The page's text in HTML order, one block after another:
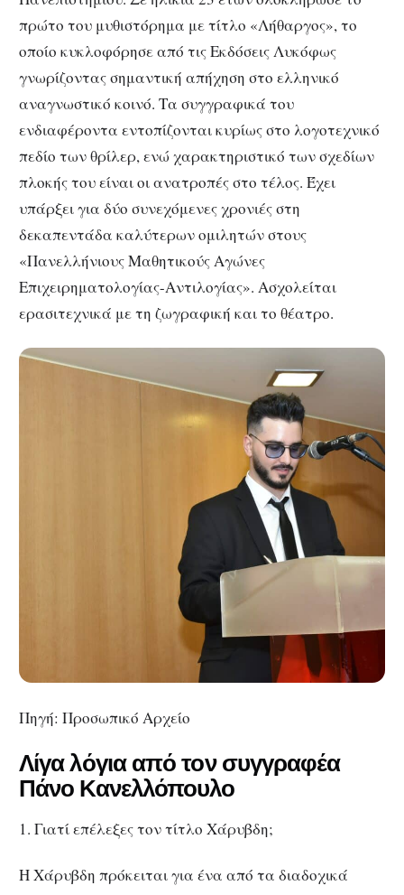
πρώτο του μυθιστόρημα με τίτλο «Λήθαργος», το
οποίο κυκλοφόρησε από τις Εκδόσεις Λυκόφως
γνωρίζοντας σημαντική απήχηση στο ελληνικό
αναγνωστικό κοινό. Τα συγγραφικά του
ενδιαφέροντα εντοπίζονται κυρίως στο λογοτεχνικό
πεδίο των θρίλερ, ενώ χαρακτηριστικό των σχεδίων
πλοκής του είναι οι ανατροπές στο τέλος. Έχει
υπάρξει για δύο συνεχόμενες χρονιές στη
δεκαπεντάδα καλύτερων ομιλητών στους
«Πανελλήνιους Μαθητικούς Αγώνες
Επιχειρηματολογίας-Αντιλογίας». Ασχολείται
ερασιτεχνικά με τη ζωγραφική και το θέατρο.
Πηγή: Προσωπικό Αρχείο
Λίγα λόγια από τον συγγραφέα
Πάνο Κανελλόπουλο
1. Γιατί επέλεξες τον τίτλο Χάρυβδη;
Η Χάρυβδη πρόκειται για ένα από τα διαδοχικά